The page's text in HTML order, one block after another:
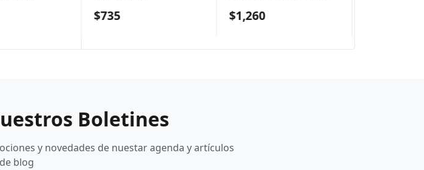
$1,260 $399
Boletines
y novedades de nuestar agenda y artículos
de blog